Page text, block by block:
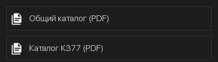
Общий каталог (PDF)
Каталог К377 (PDF)